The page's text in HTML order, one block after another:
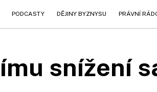
PODCASTY DĚJINY BYZNYSU PRÁVNÍ
snížení